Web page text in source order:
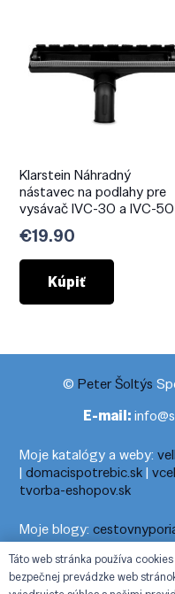
Klarstein Náhradný
nástavec na podlahy pre
vysávač IVC-30 a IVC-50
€19.90
Kúpiť
© Peter Šoltýs
E-mail:
Moje katalógy a weby:
|domacispotrebic.sk|
tvorba-eshopov.sk
Moje blogy:
telefonny-zoznam-podla-
dnesny-horoskop.sk|
poriadok.eu
Táto web stránka používa
bezpečnej prevádzke web